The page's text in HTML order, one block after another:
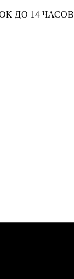
ДО 14 ЧАСОВ